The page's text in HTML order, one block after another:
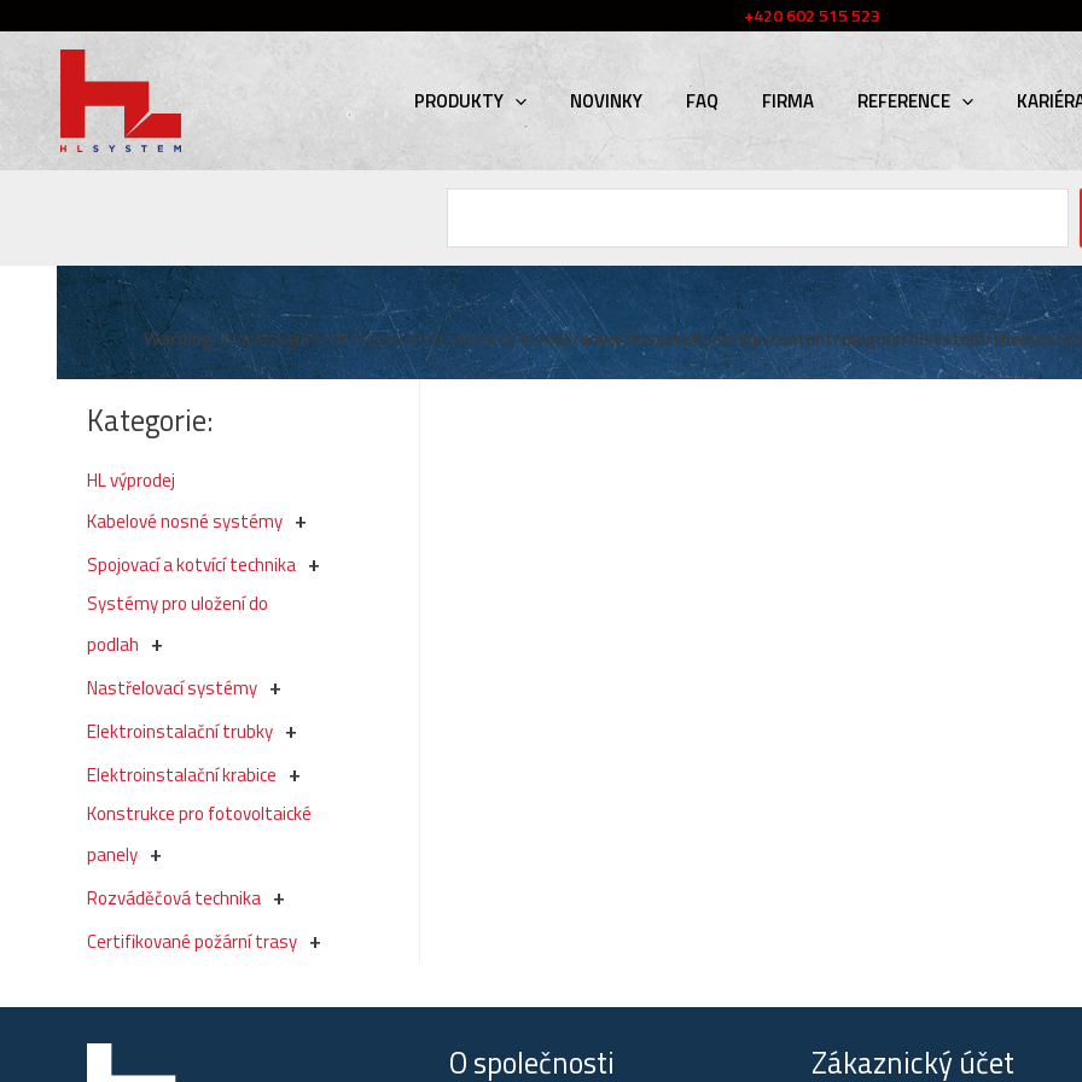
+420 602 515 523
PRODUKTY NOVINKY FAQ FIRMA REFERENCE
Kategorie:
HL výprodej
Kabelové nosné systémy
Spojovací a kotvící technika
Systémy pro uložení do
podlah
Nastřelovací systémy
Elektroinstalační trubky
Elektroinstalační krabice
Konstrukce pro fotovoltaické
panely
Rozváděčová technika
Certifikované požární trasy
Warning: Invalid argument supplied for foreach() in/var/www/hlsystem.cz/wp-content/plugins/hlsystem/themes/
O společnosti Zákaznický účet